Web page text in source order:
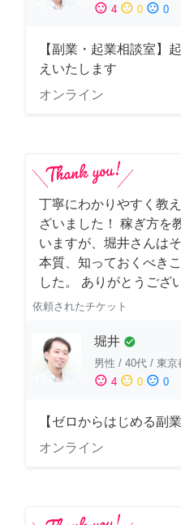
sentiment_satisfied 4 sentiment_neutral 0 sentiment_dissatisfied 0
【副業・起業相談室】
えいたします
オンライン
丁寧にわかりやすく教
ざいました！ 稼ぎ方を
いますが、堀井さんは
本質、知っておくべき
した。 ありがとうござ
依頼されたチケット
堀井 check_circle
男性 / 40代 / 東京
sentiment_satisfied 4 sentiment_neutral 0 sentiment_dissatisfied 0
【ゼロからはじめる副
オンライン